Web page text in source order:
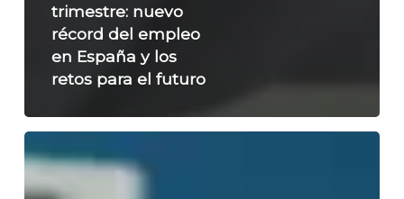
trimestre: nuevo
récord del empleo
en España y los
retos para el futuro